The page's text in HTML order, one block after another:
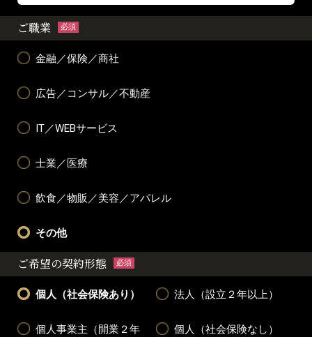
ご職業 必須
金融／保険／商社
広告／コンサル／不動産
IT／WEBサービス
士業／医療
飲食／物販／美容／アパレル
その他
ご希望の契約形態 必須
個人（社会保険あり） 法人（設立２年以上）
個人事業主（開業２年
個人（社会保険なし）